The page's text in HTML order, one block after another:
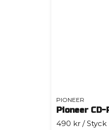
PIONEER
Pioneer CD-
490 kr / Styck